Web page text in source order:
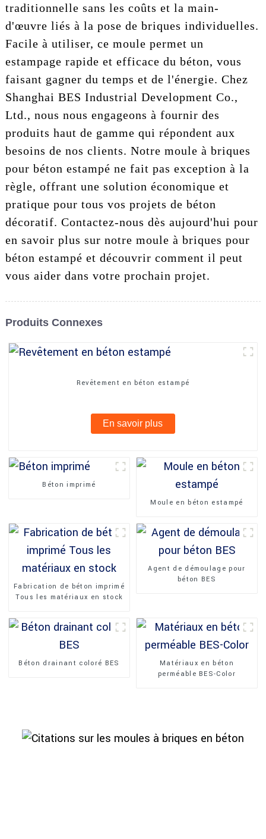
traditionnelle sans les coûts et la main-
d'œuvre liés à la pose de briques individuelles.
Facile à utiliser, ce moule permet un
estampage rapide et efficace du béton, vous
faisant gagner du temps et de l'énergie. Chez
Shanghai BES Industrial Development Co.,
Ltd., nous nous engageons à fournir des
produits haut de gamme qui répondent aux
besoins de nos clients. Notre moule à briques
pour béton estampé ne fait pas exception à la
règle, offrant une solution économique et
pratique pour tous vos projets de béton
décoratif. Contactez-nous dès aujourd'hui pour
en savoir plus sur notre moule à briques pour
béton estampé et découvrir comment il peut
vous aider dans votre prochain projet.
Produits Connexes
Revêtement en béton estampé
En savoir plus
Béton imprimé
Moule en béton estampé
Fabrication de béton imprimé
Tous les matériaux en stock
Agent de démoulage pour
béton BES
Béton drainant coloré BES
Matériaux en béton
perméable BES-Color